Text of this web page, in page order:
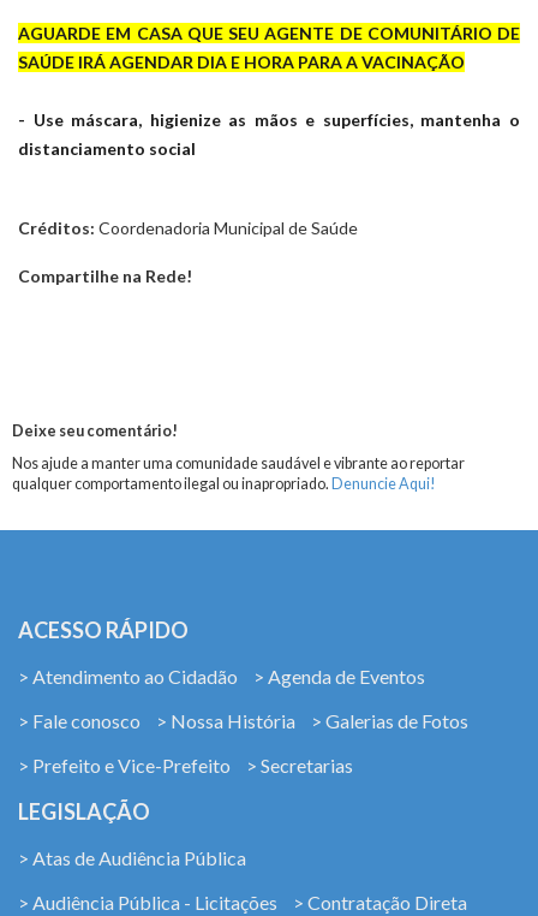
AGUARDE EM CASA QUE SEU AGENTE DE COMUNITÁRIO DE
SAÚDE IRÁ AGENDAR DIA E HORA PARA A VACINAÇÃO
- Use máscara, higienize as mãos e superfícies, mantenha o
distanciamento social
Créditos: Coordenadoria Municipal de Saúde
Compartilhe na Rede!
Deixe seu comentário!
Nos ajude a manter uma comunidade saudável e vibrante ao reportar
qualquer comportamento ilegal ou inapropriado. Denuncie Aqui!
ACESSO RÁPIDO
> Atendimento ao Cidadão
> Agenda de Eventos
> Fale conosco
> Nossa História
> Galerias de Fotos
> Prefeito e Vice-Prefeito
> Secretarias
LEGISLAÇÃO
> Atas de Audiência Pública
> Audiência Pública - Licitações
> Contratação Direta